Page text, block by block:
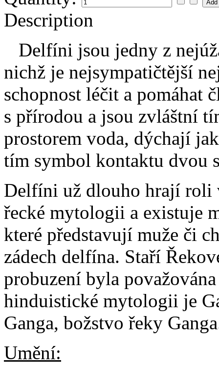
Description
Delfíni jsou jedny z
nichž je nejsympatičtější
schopnost léčit a
s přírodou a jsou zvláštní
prostorem voda, dýchají
tím symbol kontaktu dvou
Delfíni už dlouho hrají roli
řecké mytologii a existuje
které představují muže či
zádech delfína. Staří
probuzení byla
hinduistické mytologii je
Ganga, božstvo řeky
Umění: